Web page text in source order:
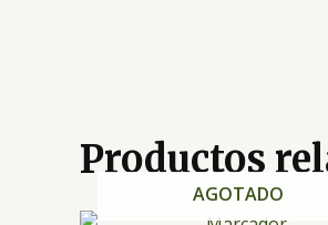
Productos
AGOTADO